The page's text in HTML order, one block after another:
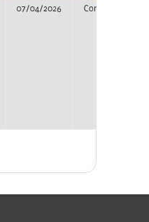
07/04/2026 Concurso